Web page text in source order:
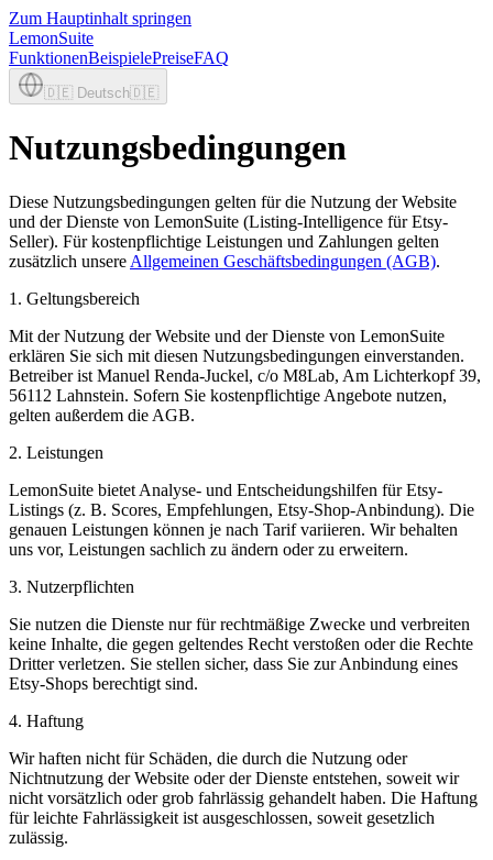
Zum Hauptinhalt springen
LemonSuite
FunktionenBeispielePreiseFAQ
🇩🇪 Deutsch🇩🇪
Nutzungsbedingungen
Diese Nutzungsbedingungen gelten für die Nutzung der Website
und der Dienste von LemonSuite (Listing-Intelligence für Etsy-
Seller). Für kostenpflichtige Leistungen und Zahlungen gelten
zusätzlich unsere Allgemeinen Geschäftsbedingungen (AGB).
1. Geltungsbereich
Mit der Nutzung der Website und der Dienste von LemonSuite
erklären Sie sich mit diesen Nutzungsbedingungen einverstanden.
Betreiber ist Manuel Renda-Juckel, c/o M8Lab, Am Lichterkopf 39,
56112 Lahnstein. Sofern Sie kostenpflichtige Angebote nutzen,
gelten außerdem die AGB.
2. Leistungen
LemonSuite bietet Analyse- und Entscheidungshilfen für Etsy-
Listings (z. B. Scores, Empfehlungen, Etsy-Shop-Anbindung). Die
genauen Leistungen können je nach Tarif variieren. Wir behalten
uns vor, Leistungen sachlich zu ändern oder zu erweitern.
3. Nutzerpflichten
Sie nutzen die Dienste nur für rechtmäßige Zwecke und verbreiten
keine Inhalte, die gegen geltendes Recht verstoßen oder die Rechte
Dritter verletzen. Sie stellen sicher, dass Sie zur Anbindung eines
Etsy-Shops berechtigt sind.
4. Haftung
Wir haften nicht für Schäden, die durch die Nutzung oder
Nichtnutzung der Website oder der Dienste entstehen, soweit wir
nicht vorsätzlich oder grob fahrlässig gehandelt haben. Die Haftung
für leichte Fahrlässigkeit ist ausgeschlossen, soweit gesetzlich
zulässig.